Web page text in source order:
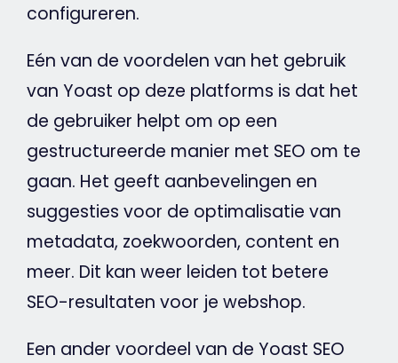
configureren.
Eén van de voordelen van het gebruik
van Yoast op deze platforms is dat het
de gebruiker helpt om op een
gestructureerde manier met SEO om te
gaan. Het geeft aanbevelingen en
suggesties voor de optimalisatie van
metadata, zoekwoorden, content en
meer. Dit kan weer leiden tot betere
SEO-resultaten voor je webshop.
Een ander voordeel van de Yoast SEO